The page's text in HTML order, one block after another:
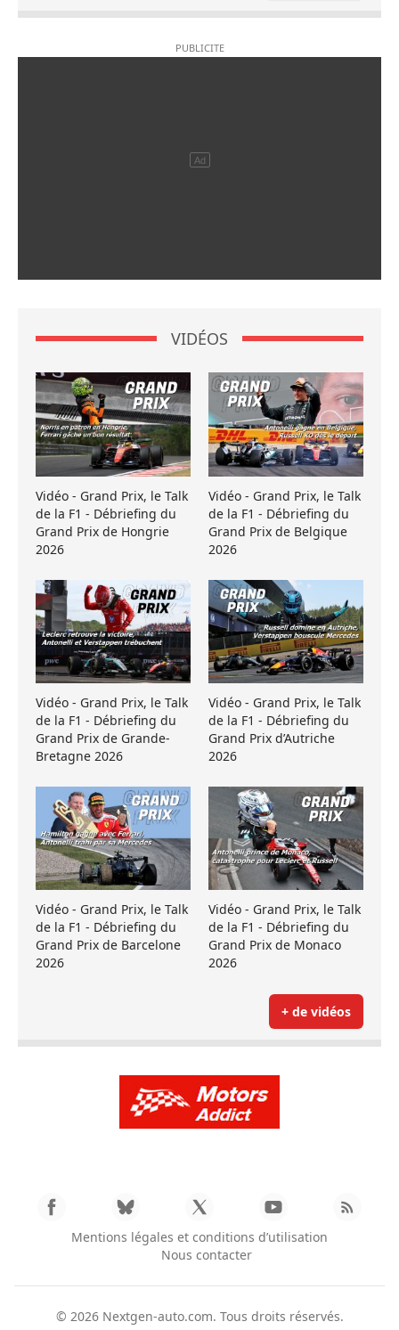
VIDÉOS
Vidéo - Grand Prix, le Talk
de la F1 - Débriefing du
Grand Prix de Hongrie
2026
Vidéo - Grand Prix, le Talk
de la F1 - Débriefing du
Grand Prix de Belgique
2026
Vidéo - Grand Prix, le Talk
de la F1 - Débriefing du
Grand Prix de Grande-
Bretagne 2026
Vidéo - Grand Prix, le Talk
de la F1 - Débriefing du
Grand Prix d’Autriche
2026
Vidéo - Grand Prix, le Talk
de la F1 - Débriefing du
Grand Prix de Barcelone
2026
Vidéo - Grand Prix, le Talk
de la F1 - Débriefing du
Grand Prix de Monaco
2026
+ de vidéos
Mentions légales et conditions d’utilisation
Nous contacter
© 2026 Nextgen-auto.com. Tous droits réservés.